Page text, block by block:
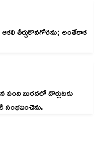
తీర్చుకొనగోరెను; అంతేకాక
పంది బురదలో దొర్లుటకు
సంభవించెను.